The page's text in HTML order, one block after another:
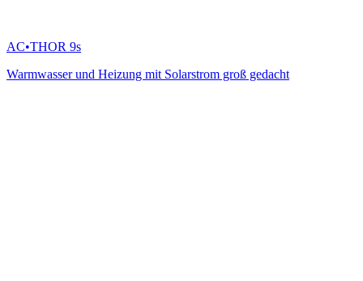
AC•THOR 9s
Warmwasser und Heizung mit Solarstrom groß gedacht